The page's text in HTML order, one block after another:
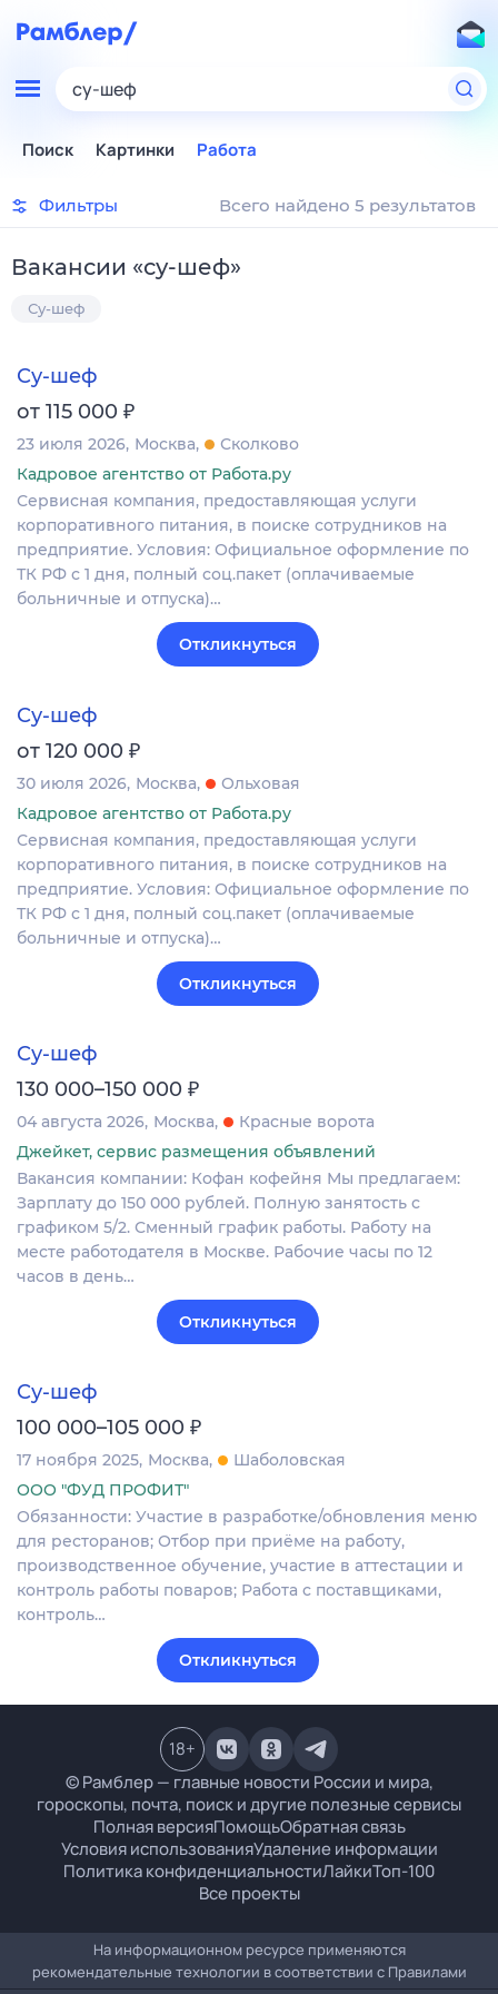
су-шеф
Поиск Картинки Работа
Фильтры Всего найдено 5 результатов
Вакансии «су-шеф»
Су-шеф
Су-шеф
от 115 000 ₽
23 июля 2026 Москва
Сколково
Кадровое агентство от Работа.ру
Сервисная компания, предоставляющая услуги
корпоративного питания, в поиске сотрудников на
предприятие. Условия: Официальное оформление по
ТК РФ с 1 дня, полный соц.пакет (оплачиваемые
больничные и отпуска)…
Откликнуться
Су-шеф
от 120 000 ₽
30 июля 2026 Москва
Ольховая
Кадровое агентство от Работа.ру
Сервисная компания, предоставляющая услуги
корпоративного питания, в поиске сотрудников на
предприятие. Условия: Официальное оформление по
ТК РФ с 1 дня, полный соц.пакет (оплачиваемые
больничные и отпуска)…
Откликнуться
Су-шеф
130 000–150 000 ₽
04 августа 2026 Москва
Красные ворота
Джейкет, сервис размещения объявлений
Вакансия компании: Кофан кофейня Мы предлагаем:
Зарплату до 150 000 рублей. Полную занятость с
графиком 5/2. Сменный график работы. Работу на
месте работодателя в Москве. Рабочие часы по 12
часов в день…
Откликнуться
Су-шеф
100 000–105 000 ₽
17 ноября 2025 Москва
Шаболовская
ООО "ФУД ПРОФИТ"
Обязанности: Участие в разработке/обновления меню
для ресторанов; Отбор при приёме на работу,
производственное обучение, участие в аттестации и
контроль работы поваров; Работа с поставщиками,
контроль…
Откликнуться
© Рамблер — главные новости России и мира,
гороскопы, почта, поиск и другие полезные сервисы
Полная версияПомощьОбратная связь
Условия использованияУдаление информации
Политика конфиденциальностиЛайкиТоп-100
Все проекты
18+
На информационном ресурсе применяются
рекомендательные технологии в соответствии с Правилами